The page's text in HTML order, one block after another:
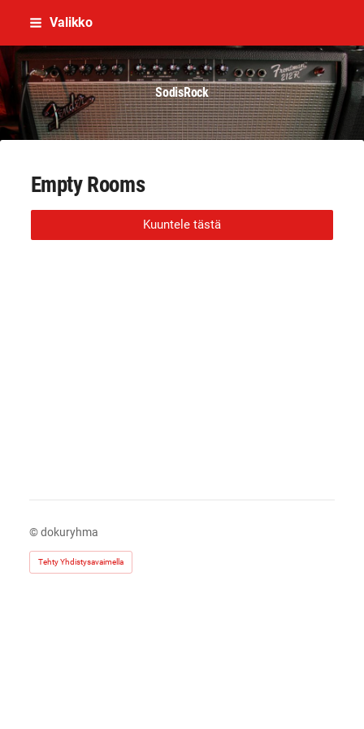
Siirry
sisältöön
Valikko
SodisRock
Empty Rooms
Kuuntele tästä
©dokuryhma
Tehty Yhdistysavaimella